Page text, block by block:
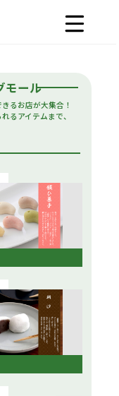
モール
るお店が大集合！
るアイテムまで、